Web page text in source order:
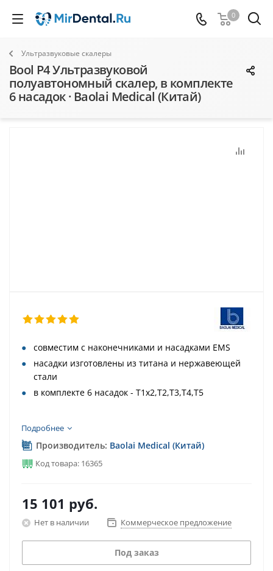
0
Ультразвуковые скалеры
Bool P4 Ультразвуковой
полуавтономный скалер, в комплекте
6 насадок · Baolai Medical (Китай)
совместим с наконечниками и насадками EMS
насадки изготовлены из титана и нержавеющей
стали
в комплекте 6 насадок - Т1х2,Т2,Т3,Т4,Т5
Подробнее
Производитель: Baolai Medical (Китай)
Код товара: 16365
15 101 руб.
Нет в наличии Коммерческое предложение
Под заказ